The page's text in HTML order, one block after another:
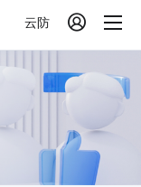
云防 